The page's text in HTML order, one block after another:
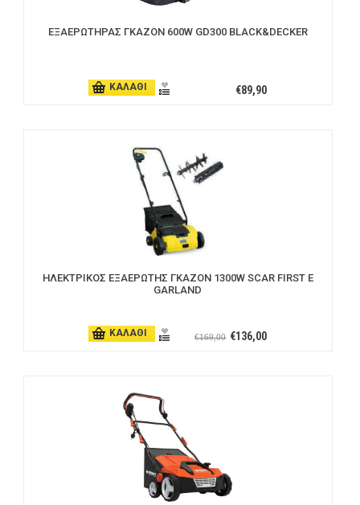
ΕΞΑΕΡΩΤΗΡΑΣ ΓΚΑΖΟΝ 600W GD300 BLACK&DECKER
ΚΑΛΑΘΙ €89,90
ΗΛΕΚΤΡΙΚΟΣ ΕΞΑΕΡΩΤΗΣ ΓΚΑΖΟΝ 1300W SCAR FIRST E
GARLAND
ΚΑΛΑΘΙ €136,00
€169,00